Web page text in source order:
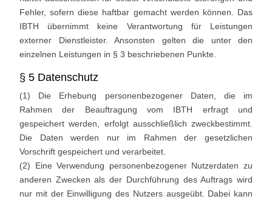
Fehler, sofern diese haftbar gemacht werden können. Das
IBTH übernimmt keine Verantwortung für Leistungen
externer Dienstleister. Ansonsten gelten die unter den
einzelnen Leistungen in § 3 beschriebenen Punkte.
§ 5 Datenschutz
(1) Die Erhebung personenbezogener Daten, die im
Rahmen der Beauftragung vom IBTH erfragt und
gespeichert werden, erfolgt ausschließlich zweckbestimmt.
Die Daten werden nur im Rahmen der gesetzlichen
Vorschrift gespeichert und verarbeitet.
(2) Eine Verwendung personenbezogener Nutzerdaten zu
anderen Zwecken als der Durchführung des Auftrags wird
nur mit der Einwilligung des Nutzers ausgeübt. Dabei kann